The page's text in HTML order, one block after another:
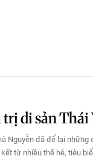
di sản
Nguyễn đã để lại những
từ nhiều thế hệ, tiêu